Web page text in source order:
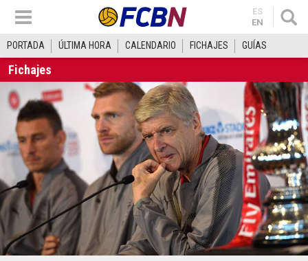
ES
EN
PORTADA ÚLTIMA HORA CALENDARIO FICHAJES GUÍAS
Fichajes